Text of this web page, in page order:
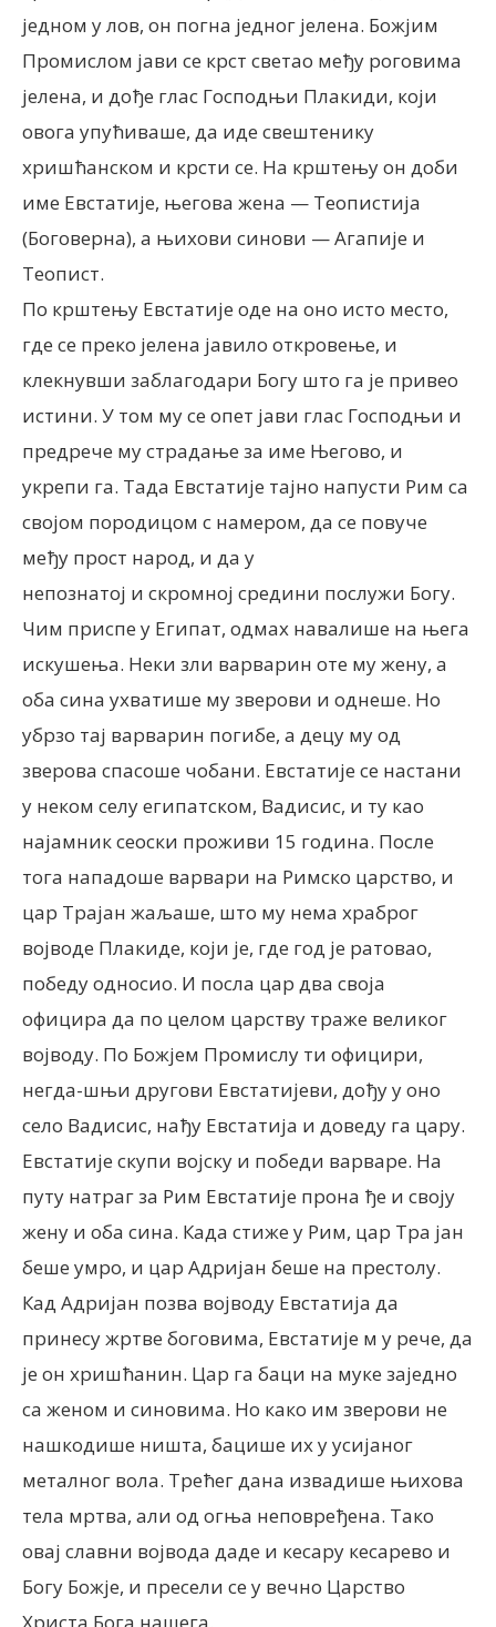
једном у лов, он погна једног јелена. Божјим
Промислом јави се крст светао међу роговима
јелена, и дође глас Господњи Плакиди, који
овога упућиваше, да иде свештенику
хришћанском и крсти се. На крштењу он доби
име Евстатије, његова жена — Теопистија
(Боговерна), а њихови синови — Агапије и
Теопист.
По крштењу Евстатије оде на оно исто место,
где се преко јелена јавило откровење, и
клекнувши заблагодари Богу што га је привео
истини. У том му се опет јави глас Господњи и
предрече му страдање за име Његово, и
укрепи га. Тада Евстатије тајно напусти Рим са
својом породицом с намером, да се повуче
међу прост народ, и да у
непознатој и скромној средини послужи Богу.
Чим приспе у Египат, одмах навалише на њега
искушења. Неки зли варварин оте му жену, а
оба сина ухватише му зверови и однеше. Но
убрзо тај варварин погибе, а децу му од
зверова спасоше чобани. Евстатије се настани
у неком селу египатском, Вадисис, и ту као
најамник сеоски проживи 15 година. После
тога нападоше варвари на Римско царство, и
цар Трајан жаљаше, што му нема храброг
војводе Плакиде, који је, где год је ратовао,
победу односио. И посла цар два своја
официра да по целом царству траже великог
војводу. По Божјем Промислу ти официри,
негда-шњи другови Евстатијеви, дођу у оно
село Вадисис, нађу Евстатија и доведу га цару.
Евстатије скупи војску и победи варваре. На
путу натраг за Рим Евстатије прона ђе и своју
жену и оба сина. Када стиже у Рим, цар Тра јан
беше умро, и цар Адријан беше на престолу.
Кад Адријан позва војводу Евстатија да
принесу жртве боговима, Евстатије м у рече, да
је он хришћанин. Цар га баци на муке заједно
са женом и синовима. Но како им зверови не
нашкодише ништа, бацише их у усијаног
металног вола. Трећег дана извадише њихова
тела мртва, али од огња неповређена. Тако
овај славни војвода даде и кесару кесарево и
Богу Божје, и пресели се у вечно Царство